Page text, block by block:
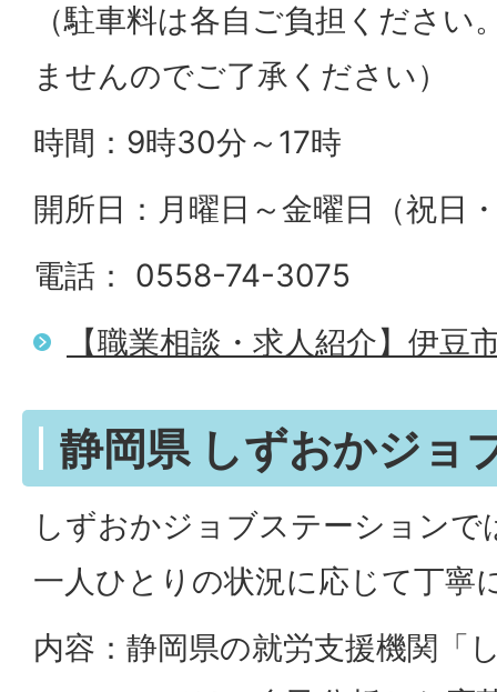
（駐車料は各自ご負担ください
ませんのでご了承ください）
時間：9時30分～17時
開所日：月曜日～金曜日（祝日
電話： 0558-74-3075
【職業相談・求人紹介】伊豆
静岡県 しずおかジョ
しずおかジョブステーションで
一人ひとりの状況に応じて丁寧
内容：静岡県の就労支援機関「